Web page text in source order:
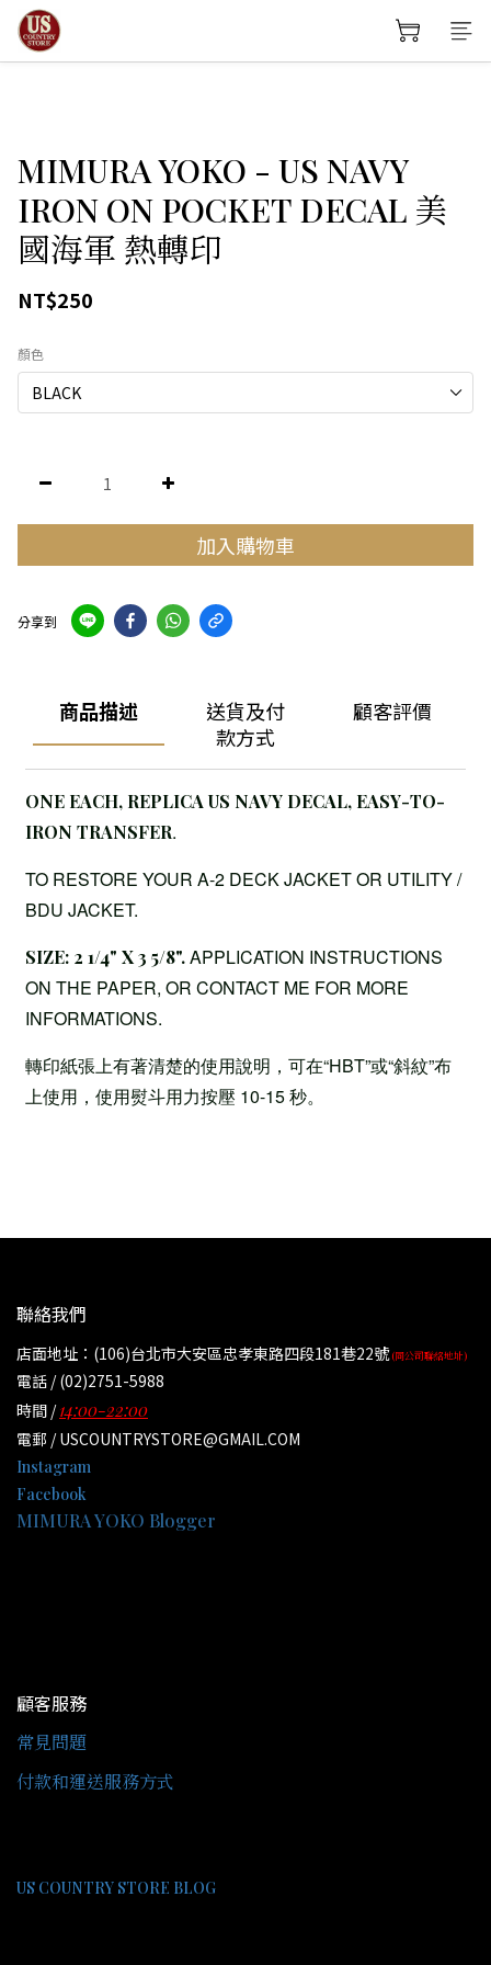
MIMURA YOKO - US NAVY
IRON ON POCKET DECAL 美
國海軍 熱轉印
NT$250
顏色
加入購物車
分享到
商品描述
送貨及付
款方式
顧客評價
ONE EACH, REPLICA US NAVY DECAL, EASY-TO-
IRON TRANSFER.
TO RESTORE YOUR A-2 DECK JACKET OR UTILITY /
BDU JACKET.
SIZE: 2 1/4" X 3 5/8".APPLICATION INSTRUCTIONS
ON THE PAPER, OR CONTACT ME FOR MORE
INFORMATIONS.
轉印紙張上有著清楚的使用說明，可在“HBT”或“斜紋”布
上使用，使用熨斗用力按壓 10-15 秒。
聯絡我們
店面地址：(106)台北市大安區忠孝東路四段181巷22號(同公司聯絡地址)
電話 / (02)2751-5988
時間 /14:00-22:00
電郵 / USCOUNTRYSTORE@GMAIL.COM
Instagram
Facebook
MIMURA YOKO Blogger
顧客服務
常見問題
付款和運送服務方式
US COUNTRY STORE BLOG